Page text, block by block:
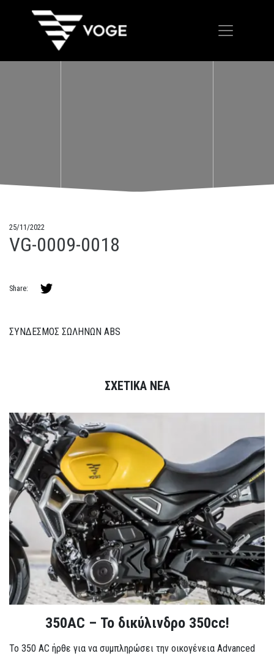
25/11/2022
VG-0009-0018
Share:
ΣΥΝΔΕΣΜΟΣ ΣΩΛΗΝΩΝ ABS
ΣΧΕΤΙΚΑ ΝΕΑ
350AC – Το δικύλινδρο 350cc!
To 350 AC ήρθε για να συμπληρώσει την οικογένεια Advanced